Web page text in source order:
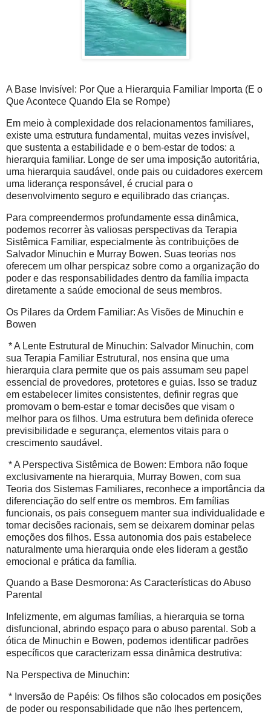
A Base Invisível: Por Que a Hierarquia Familiar Importa (E o
Que Acontece Quando Ela se Rompe)
Em meio à complexidade dos relacionamentos familiares,
existe uma estrutura fundamental, muitas vezes invisível,
que sustenta a estabilidade e o bem-estar de todos: a
hierarquia familiar. Longe de ser uma imposição autoritária,
uma hierarquia saudável, onde pais ou cuidadores exercem
uma liderança responsável, é crucial para o
desenvolvimento seguro e equilibrado das crianças.
Para compreendermos profundamente essa dinâmica,
podemos recorrer às valiosas perspectivas da Terapia
Sistêmica Familiar, especialmente às contribuições de
Salvador Minuchin e Murray Bowen. Suas teorias nos
oferecem um olhar perspicaz sobre como a organização do
poder e das responsabilidades dentro da família impacta
diretamente a saúde emocional de seus membros.
Os Pilares da Ordem Familiar: As Visões de Minuchin e
Bowen
* A Lente Estrutural de Minuchin: Salvador Minuchin, com
sua Terapia Familiar Estrutural, nos ensina que uma
hierarquia clara permite que os pais assumam seu papel
essencial de provedores, protetores e guias. Isso se traduz
em estabelecer limites consistentes, definir regras que
promovam o bem-estar e tomar decisões que visam o
melhor para os filhos. Uma estrutura bem definida oferece
previsibilidade e segurança, elementos vitais para o
crescimento saudável.
* A Perspectiva Sistêmica de Bowen: Embora não foque
exclusivamente na hierarquia, Murray Bowen, com sua
Teoria dos Sistemas Familiares, reconhece a importância da
diferenciação do self entre os membros. Em famílias
funcionais, os pais conseguem manter sua individualidade e
tomar decisões racionais, sem se deixarem dominar pelas
emoções dos filhos. Essa autonomia dos pais estabelece
naturalmente uma hierarquia onde eles lideram a gestão
emocional e prática da família.
Quando a Base Desmorona: As Características do Abuso
Parental
Infelizmente, em algumas famílias, a hierarquia se torna
disfuncional, abrindo espaço para o abuso parental. Sob a
ótica de Minuchin e Bowen, podemos identificar padrões
específicos que caracterizam essa dinâmica destrutiva:
Na Perspectiva de Minuchin:
* Inversão de Papéis: Os filhos são colocados em posições
de poder ou responsabilidade que não lhes pertencem,